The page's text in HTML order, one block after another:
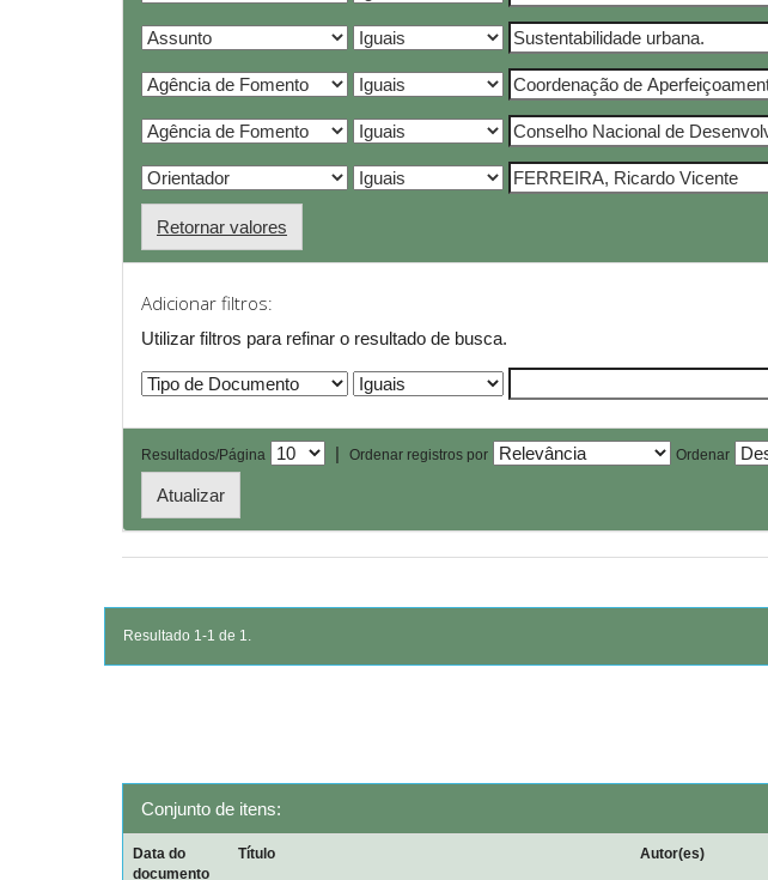
Retornar valores
Adicionar filtros:
Utilizar filtros para refinar o resultado de busca.
Resultados/Página | Ordenar registros por Ordenar
Resultado 1-1 de 1.
Conjunto de itens:
Data do
documento
Título Autor(es)